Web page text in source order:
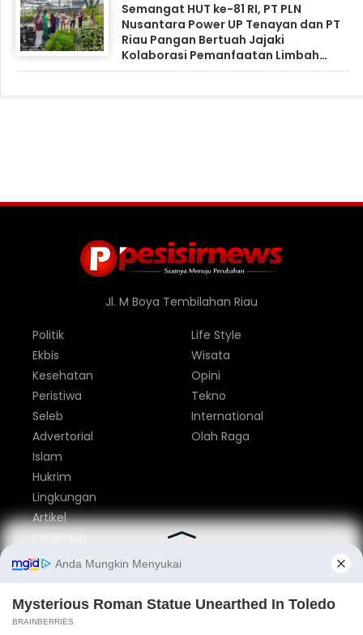
Semangat HUT ke-81 RI, PT PLN
Nusantara Power UP Tenayan dan PT
Riau Pangan Bertuah Jajaki
Kolaborasi Pemanfaatan Limbah
FABA untuk Dukung Swasembada
Jl. M Boya Tembilahan Riau
Politik
Ekbis
Kesehatan
Peristiwa
Seleb
Advertorial
Life Style
Wisata
Opini
Tekno
International
Olah Raga
Islam
Hukrim
Lingkungan
Artikel
Parlemen
Nasional
Tentang Kami